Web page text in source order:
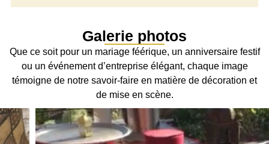
Galerie photos
Que ce soit pour un mariage féérique, un anniversaire festif
ou un événement d’entreprise élégant, chaque image
témoigne de notre savoir-faire en matière de décoration et
de mise en scène.